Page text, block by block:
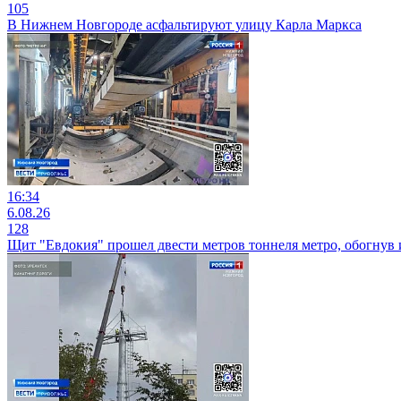
105
В Нижнем Новгороде асфальтируют улицу Карла Маркса
16:34
6.08.26
128
Щит "Евдокия" прошел двести метров тоннеля метро,